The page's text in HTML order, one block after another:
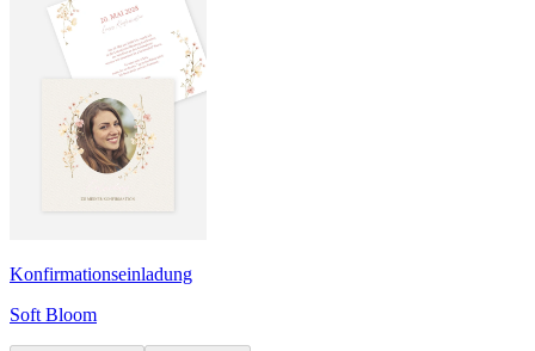
Konfirmationseinladung
Soft Bloom